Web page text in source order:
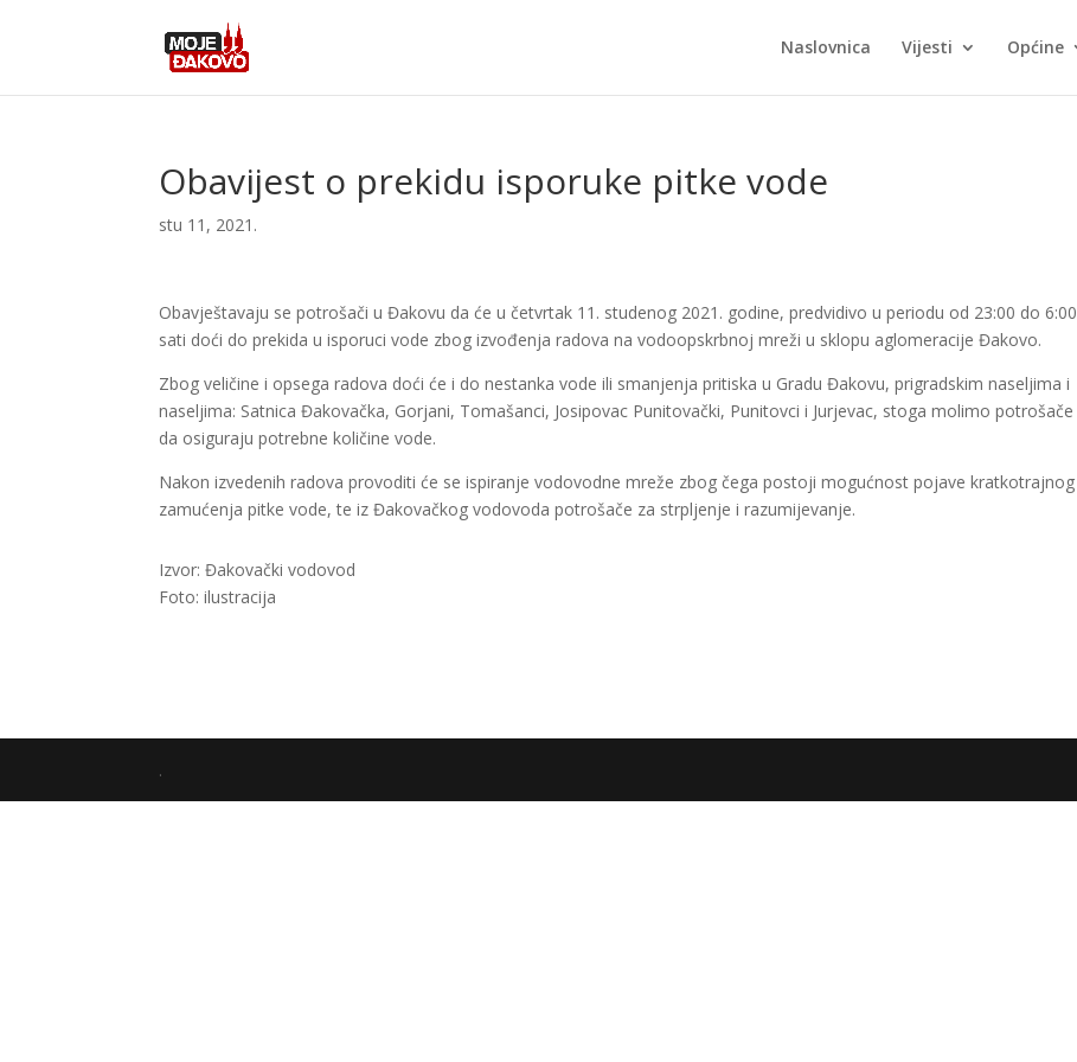
Naslovnica Vijesti Općine
Obavijest o prekidu isporuke pitke vode
stu 11, 2021.
Obavještavaju se potrošači u Đakovu da će u četvrtak 11. studenog 2021. godine, predvidivo u periodu od 23:00 do 6:00
sati doći do prekida u isporuci vode zbog izvođenja radova na vodoopskrbnoj mreži u sklopu aglomeracije Đakovo.
Zbog veličine i opsega radova doći će i do nestanka vode ili smanjenja pritiska u Gradu Đakovu, prigradskim naseljima i
naseljima: Satnica Đakovačka, Gorjani, Tomašanci, Josipovac Punitovački, Punitovci i Jurjevac, stoga molimo potrošače
da osiguraju potrebne količine vode.
Nakon izvedenih radova provoditi će se ispiranje vodovodne mreže zbog čega postoji mogućnost pojave kratkotrajnog
zamućenja pitke vode, te iz Đakovačkog vodovoda potrošače za strpljenje i razumijevanje.
Izvor: Đakovački vodovod
Foto: ilustracija
.